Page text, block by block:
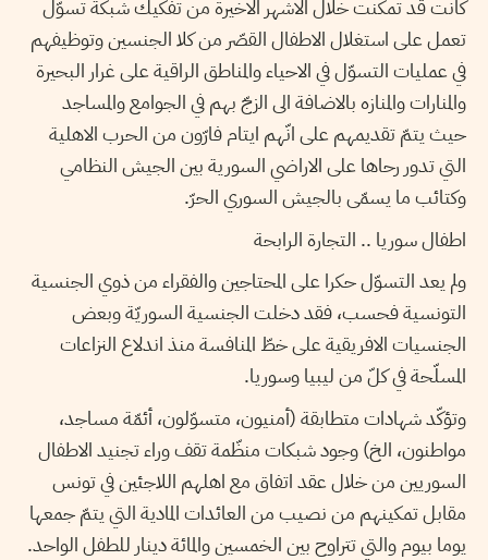
كانت قد تمكّنت خلال الاشهر الاخيرة من تفكيك شبكة تسوّل
تعمل على استغلال الاطفال القصّر من كلا الجنسين وتوظيفهم
في عمليات التسوّل في الاحياء والمناطق الراقية على غرار البحيرة
والمنارات والمنازه بالاضافة الى الزجّ بهم في الجوامع والمساجد
حيث يتمّ تقديمهم على انّهم ايتام فارّون من الحرب الاهلية
التي تدور رحاها على الاراضي السورية بين الجيش النظامي
وكتائب ما يسمّى بالجيش السوري الحرّ.
اطفال سوريا .. التجارة الرابحة
ولم يعد التسوّل حكرا على المحتاجين والفقراء من ذوي الجنسية
التونسية فحسب، فقد دخلت الجنسية السوريّة وبعض
الجنسيات الافريقية على خطّ المنافسة منذ اندلاع النزاعات
المسلّحة في كلّ من ليبيا وسوريا.
وتؤكّد شهادات متطابقة (أمنيون، متسوّلون، أئمّة مساجد،
مواطنون، الخ) وجود شبكات منظّمة تقف وراء تجنيد الاطفال
السوريين من خلال عقد اتفاق مع اهلهم اللاجئين في تونس
مقابل تمكينهم من نصيب من العائدات المادية التي يتمّ جمعها
يوما بيوم والتي تتراوح بين الخمسين والمائة دينار للطفل الواحد.